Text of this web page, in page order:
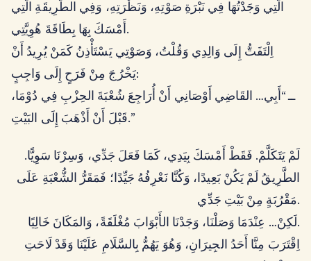
الَّتِي وَجَدْتُهَا فِي نَبْرَةِ صَوْتِهِ، وَنَظْرَتِهِ، وَفِي الطَّرِيقَةِ الَّتِي
أَمْسَكَ بِهَا بِطَاقَةَ هُوِيَّتِي.
اِلْتَفَتُّ إِلَى وَالِدِي وَقُلْتُ، وَصَوْتِي يَسْتَأْذِنُ كَمَنْ يُرِيدُ أَنْ
يَخْرُجَ مِنْ فَرَحٍ إِلَى وَاجِبٍ:
ــ “أَبِي… القَاضِي أَوْصَانِي أَنْ أُرَاجِعَ شُعْبَةَ الحِزْبِ فِي دُوْمَا،
قَبْلَ أَنْ أَذْهَبَ إِلَى البَيْتِ.”
لَمْ يَتَكَلَّمْ. فَقَطْ أَمْسَكَ بِيَدِي، كَمَا فَعَلَ جَدِّي، وَسِرْنَا سَوِيًّا.
الطَّرِيقُ لَمْ يَكُنْ بَعِيدًا، وَكُنَّا نَعْرِفُهُ جَيِّدًا؛ فَمَقَرُّ الشُّعْبَةِ عَلَى
مَقْرُبَةٍ مِنْ بَيْتِ جَدِّي.
لَكِنْ… عِنْدَمَا وَصَلْنَا، وَجَدْنَا الأَبْوَابَ مُغْلَقَةً، وَالمَكَانَ خَالِيًا.
اِقْتَرَبَ مِنَّا أَحَدُ الجِيرَانِ، وَهُوَ يَهُمُّ بِالسَّلَامِ عَلَيْنَا وَقَدْ لَاحَتِ